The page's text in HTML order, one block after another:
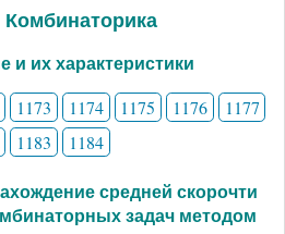
Комбинаторика
и их характеристики
1173 1174 1175 1176
1177
1183 1184
средней скорочти
задач методом